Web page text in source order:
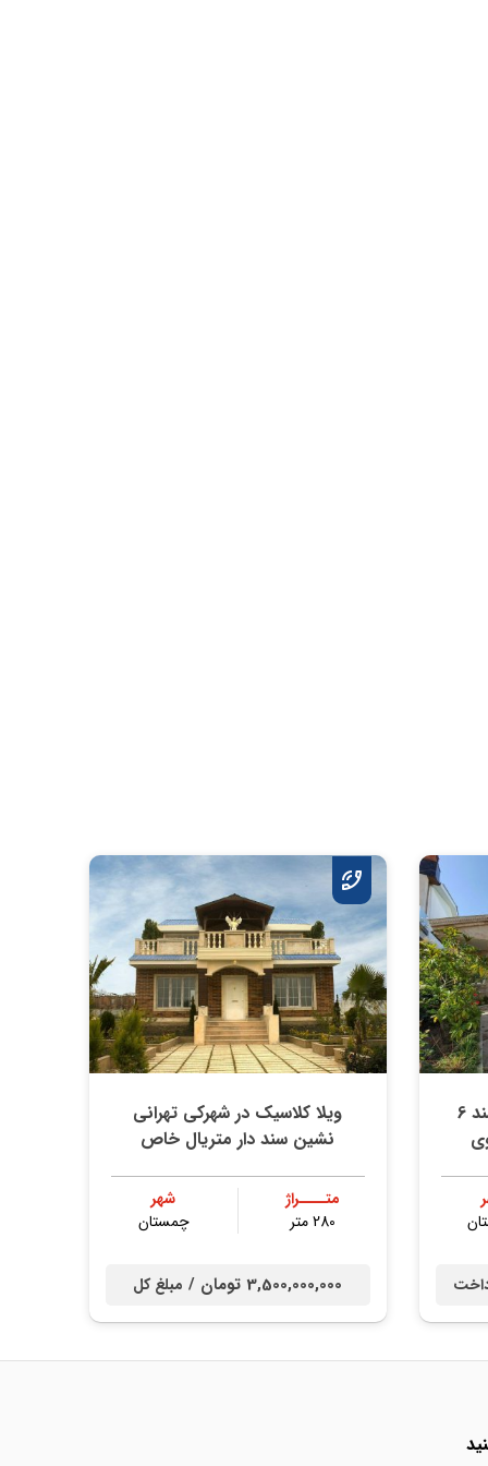
ویلا پیلوت خوش ساخت سند 6
ویلا کلاسیک در شهرکی تهرانی
نشین سند دار متریال خاص
متــــراژ
280 متر
شهر
چمستان
3,500,000,000 تومان / مبلغ کل